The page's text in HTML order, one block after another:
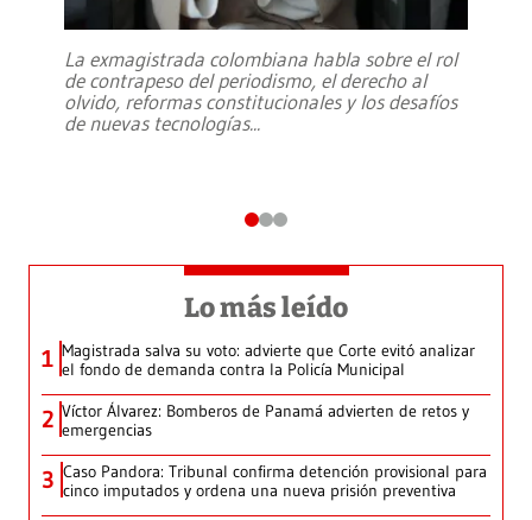
La exmagistrada colombiana habla sobre el rol
de contrapeso del periodismo, el derecho al
olvido, reformas constitucionales y los desafíos
de nuevas tecnologías...
Lo más leído
1 Magistrada salva su voto: advierte que Corte evitó analizar
el fondo de demanda contra la Policía Municipal
2 Víctor Álvarez: Bomberos de Panamá advierten de retos y
emergencias
3 Caso Pandora: Tribunal confirma detención provisional para
cinco imputados y ordena una nueva prisión preventiva